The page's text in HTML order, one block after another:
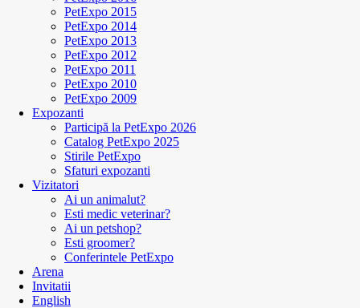
PetExpo 2015
PetExpo 2014
PetExpo 2013
PetExpo 2012
PetExpo 2011
PetExpo 2010
PetExpo 2009
Expozanti
Participă la PetExpo 2026
Catalog PetExpo 2025
Stirile PetExpo
Sfaturi expozanti
Vizitatori
Ai un animalut?
Esti medic veterinar?
Ai un petshop?
Esti groomer?
Conferintele PetExpo
Arena
Invitatii
English